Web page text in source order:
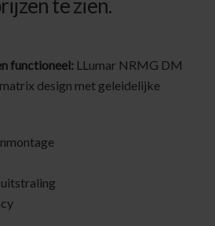
te zien.
functioneel: LLumar NRMG DM
design met geleidelijke